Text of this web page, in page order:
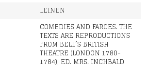
LEINEN
COMEDIES AND FARCES. THE
TEXTS ARE REPRODUCTIONS
FROM BELL´S BRITISH
THEATRE (LONDON 1780-
1784), ED. MRS. INCHBALD